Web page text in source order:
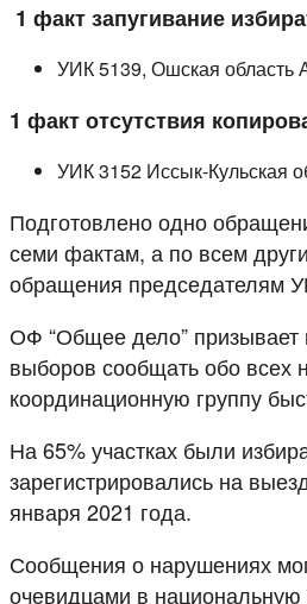
1 факт запугивание
УИК 5139, Ошская область
1 факт отсутствия
УИК 3152 Иссык-Кульская
Подготовлено одно
семи фактам, а по всем
обращения председателям
ОФ “Общее дело” призывает
выборов сообщать обо всех
координационную группу
На 65% участках были
зарегистрировались на
января 2021 года.
Сообщения о нарушениях
очевидцами в